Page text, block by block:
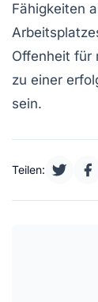
Fähigkeiten
Offenheit für
zu einer
sein.
Teilen: